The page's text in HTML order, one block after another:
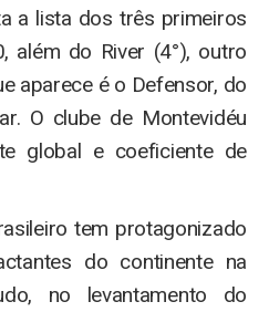
a lista dos três primeiros
além do River (4°), outro
aparece é o Defensor, do
O clube de Montevidéu
global e coeficiente de
tem protagonizado
do continente na
no levantamento do